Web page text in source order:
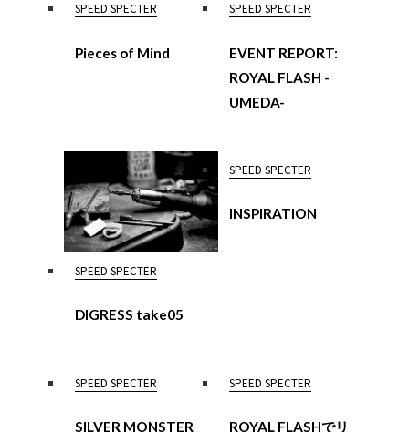
SPEED SPECTER
Pieces of Mind
SPEED SPECTER
EVENT REPORT:
ROYAL FLASH -
UMEDA-
SPEED SPECTER
DIGRESS take05
SPEED SPECTER
INSPIRATION
SPEED SPECTER
SILVER MONSTER
SPEED SPECTER
ROYAL FLASHでリ